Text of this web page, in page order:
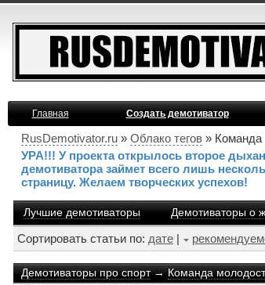
Главная
Создать демотиватор
RusDemotivator.ru » Облако тегов » Команда
УРА!!! У проекта открылось второе
демотиватора займет всего лишь
страницу. Желаем творческих успехов!
Лучшие демотиваторы Демотиваторы о
Сортировать статьи по: дате |
Демотиваторы про спорт→Команда